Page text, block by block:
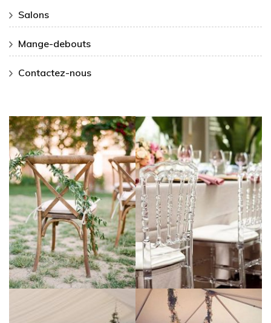
Salons
Mange-debouts
Contactez-nous